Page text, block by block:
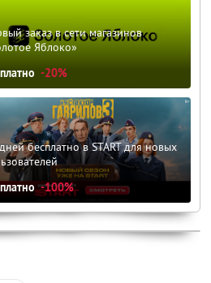
заказ в сети магазинов
Яблоко»
-20%
бесплатно в START для новых
-100%